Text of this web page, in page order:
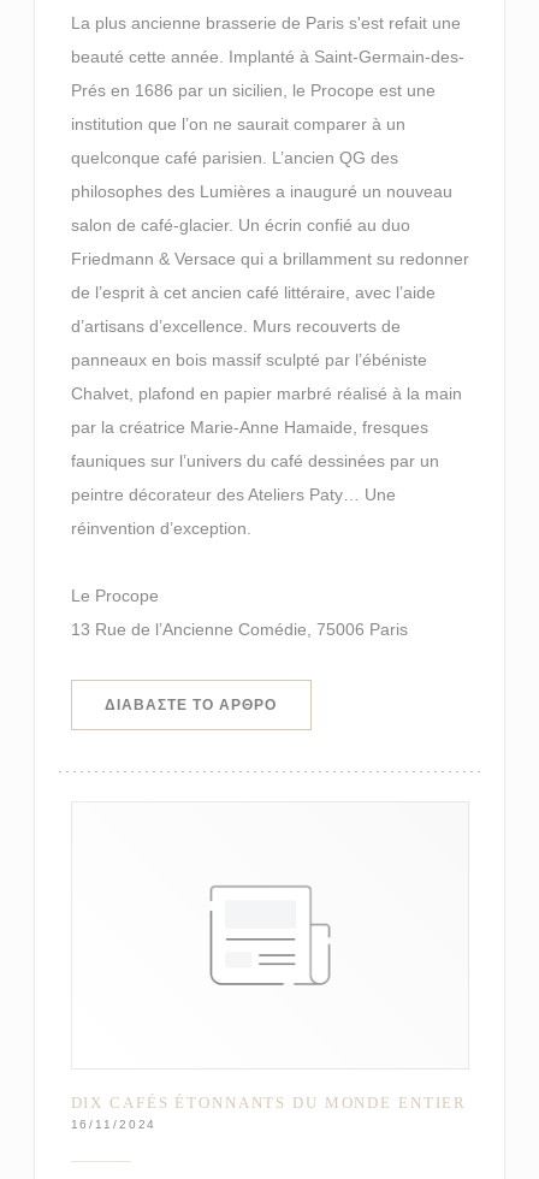
La plus ancienne brasserie de Paris s'est refait une
beauté cette année. Implanté à Saint-Germain-des-
Prés en 1686 par un sicilien, le Procope est une
institution que l’on ne saurait comparer à un
quelconque café parisien. L’ancien QG des
philosophes des Lumières a inauguré un nouveau
salon de café-glacier. Un écrin confié au duo
Friedmann & Versace qui a brillamment su redonner
de l’esprit à cet ancien café littéraire, avec l’aide
d’artisans d’excellence. Murs recouverts de
panneaux en bois massif sculpté par l’ébéniste
Chalvet, plafond en papier marbré réalisé à la main
par la créatrice Marie-Anne Hamaide, fresques
fauniques sur l’univers du café dessinées par un
peintre décorateur des Ateliers Paty… Une
réinvention d’exception.
Le Procope
13 Rue de l’Ancienne Comédie, 75006 Paris
ΔΙΑΒΆΣΤΕ ΤΟ ΆΡΘΡΟ
DIX CAFÉS ÉTONNANTS DU MONDE ENTIER
16/11/2024